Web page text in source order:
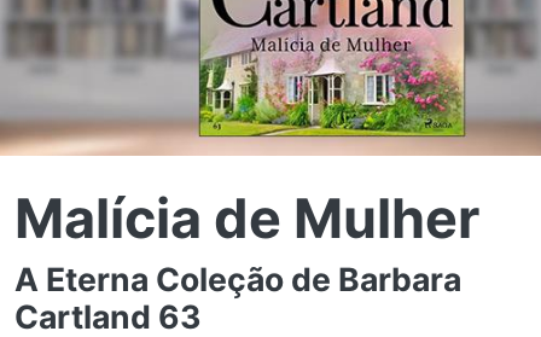
Malícia de Mulher
A Eterna Coleção de Barbara
Cartland 63